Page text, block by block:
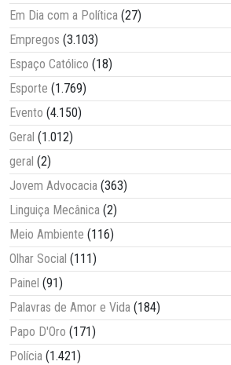
Em Dia com a Política (27)
Empregos (3.103)
Espaço Católico (18)
Esporte (1.769)
Evento (4.150)
Geral (1.012)
geral (2)
Jovem Advocacia (363)
Linguiça Mecânica (2)
Meio Ambiente (116)
Olhar Social (111)
Painel (91)
Palavras de Amor e Vida (184)
Papo D'Oro (171)
Polícia (1.421)